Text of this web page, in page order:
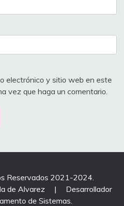
electrónico y sitio web en este
vez que haga un comentario.
Reservados 2021-2024.
de Alvarez
|
Desarrollador
de Sistemas